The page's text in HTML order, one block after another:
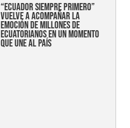
“Ecuador siempre primero”
vuelve a acompañar la
emoción de millones de
ecuatorianos en un momento
que une al país